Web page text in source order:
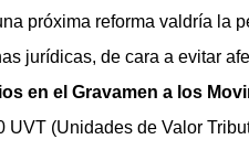
próxima reforma valdría la
jurídicas, de cara a evitar
en el Gravamen a los
UVT (Unidades de Valor